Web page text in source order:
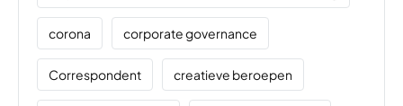
corona corporate governance
Correspondent creatieve beroepen